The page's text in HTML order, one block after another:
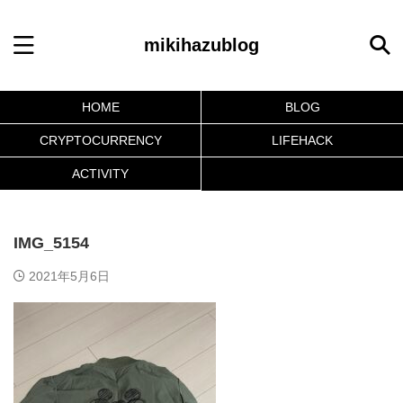
mikihazublog
HOME BLOG
CRYPTOCURRENCY LIFEHACK
ACTIVITY
IMG_5154
2021年5月6日